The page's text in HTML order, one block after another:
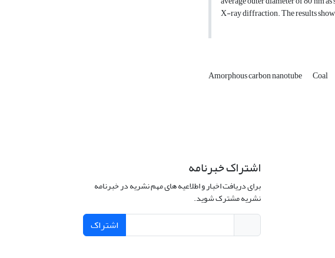
X-ray diffraction. The results show
Amorphous carbon nanotube Coal
اشتراک خبرنامه
برای دریافت اخبار و اطلاعیه های مهم نشریه در خبرنامه
نشریه مشترک شوید.
اشتراک